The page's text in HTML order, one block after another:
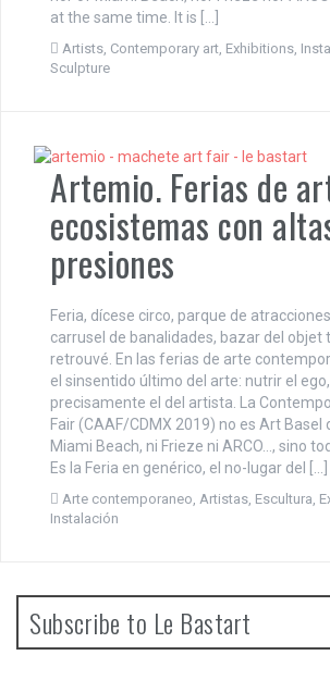
at the same time. It is […]
Artists Contemporary art Exhibitions
Sculpture
Artemio. Ferias de
ecosistemas con
presiones
Feria, dícese circo, parque de
carrusel de banalidades, bazar del objet
retrouvé. En las ferias de arte
el sinsentido último del arte: nutrir el
precisamente el del artista. La
Fair (CAAF/CDMX 2019) no es Art Basel
Miami Beach, ni Frieze ni ARCO…, sino
Es la Feria en genérico, el no-lugar del […]
Arte contemporaneo Artistas Escultura
Instalación
Subscribe to Le Bastart